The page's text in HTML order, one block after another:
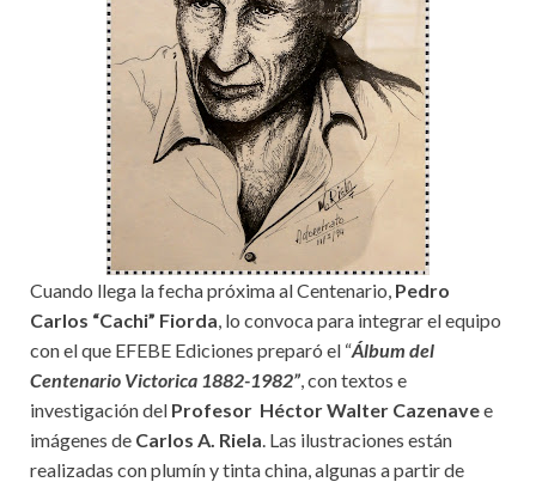
Cuando llega la fecha próxima al Centenario, Pedro
Carlos “Cachi” Fiorda, lo convoca para integrar el equipo
con el que EFEBE Ediciones preparó el “Álbum del
Centenario Victorica 1882-1982”, con textos e
investigación del Profesor Héctor Walter Cazenavee
imágenes de Carlos A. Riela. Las ilustraciones están
realizadas con plumín y tinta china, algunas a partir de